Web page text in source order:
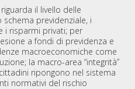
il livello delle
schema previdenziale, i
i risparmi privati; per
a fondi di previdenza e
macroeconomiche come
la macro-area “integrità”
ripongono nel sistema
normativi del rischio